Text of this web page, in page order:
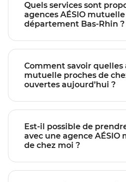
Quels services sont
agences AÉSIO mutuelle du
département Bas-Rhin ?
Comment savoir quelles
mutuelle proches de
ouvertes aujourd’hui ?
Est-il possible de
avec une agence AÉSIO mutuelle près
de chez moi ?